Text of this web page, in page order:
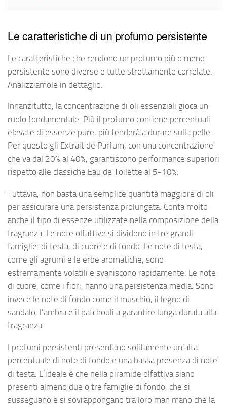
Le caratteristiche di un profumo persistente
Le caratteristiche che rendono un profumo più o meno
persistente sono diverse e tutte strettamente correlate.
Analizziamole in dettaglio.
Innanzitutto, la concentrazione di oli essenziali gioca un
ruolo fondamentale. Più il profumo contiene percentuali
elevate di essenze pure, più tenderà a durare sulla pelle.
Per questo gli Extrait de Parfum, con una concentrazione
che va dal 20% al 40%, garantiscono performance superiori
rispetto alle classiche Eau de Toilette al 5-10%.
Tuttavia, non basta una semplice quantità maggiore di oli
per assicurare una persistenza prolungata. Conta molto
anche il tipo di essenze utilizzate nella composizione della
fragranza. Le note olfattive si dividono in tre grandi
famiglie: di testa, di cuore e di fondo. Le note di testa,
come gli agrumi e le erbe aromatiche, sono
estremamente volatili e svaniscono rapidamente. Le note
di cuore, come i fiori, hanno una persistenza media. Sono
invece le note di fondo come il muschio, il legno di
sandalo, l’ambra e il patchouli a garantire lunga durata alla
fragranza.
I profumi persistenti presentano solitamente un’alta
percentuale di note di fondo e una bassa presenza di note
di testa. L’ideale è che nella piramide olfattiva siano
presenti almeno due o tre famiglie di fondo, che si
susseguano e si sovrappongano tra loro man mano che la